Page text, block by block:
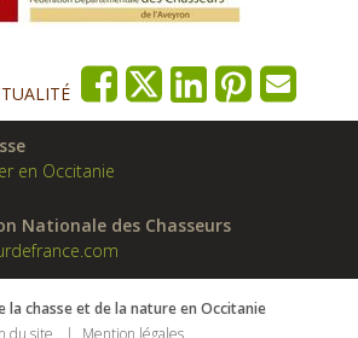
en Occitanie
Nationale des Chasseurs
la chasse et de la nature en Occitanie
du site
Mention légales